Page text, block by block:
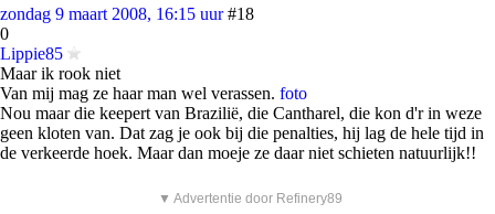
zondag 9 maart 2008, 16:15 uur #18
0
Lippie85
Maar ik rook niet
Van mij mag ze haar man wel verassen. foto
Nou maar die keepert van Brazilië, die Cantharel, die kon d'r in weze
geen kloten van. Dat zag je ook bij die penalties, hij lag de hele tijd in
de verkeerde hoek. Maar dan moeje ze daar niet schieten natuurlijk!!
▼ Advertentie door Refinery89